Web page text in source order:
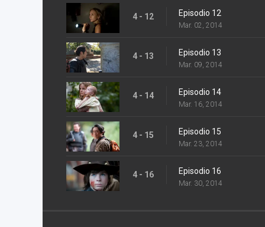
4 - 12 Episodio 12
Mar. 02, 2014
4 - 13 Episodio 13
Mar. 09, 2014
4 - 14 Episodio 14
Mar. 16, 2014
4 - 15 Episodio 15
Mar. 23, 2014
4 - 16 Episodio 16
Mar. 30, 2014